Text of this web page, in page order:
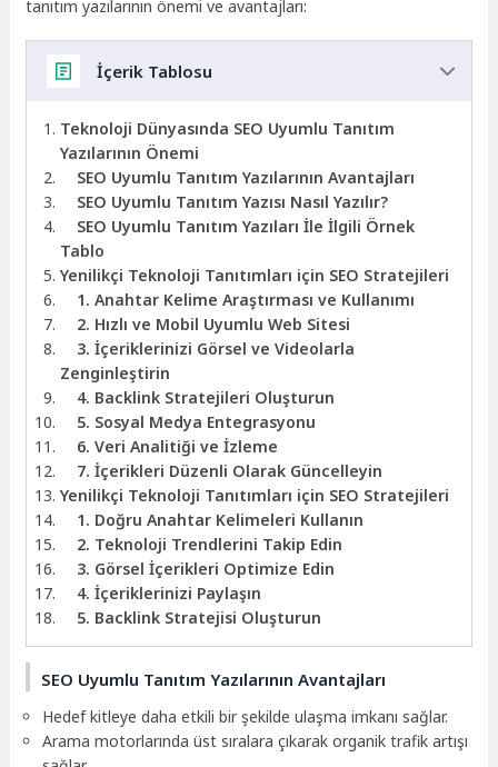
tanıtım yazılarının önemi ve avantajları:
İçerik Tablosu
Teknoloji Dünyasında SEO Uyumlu Tanıtım
Yazılarının Önemi
SEO Uyumlu Tanıtım Yazılarının Avantajları
SEO Uyumlu Tanıtım Yazısı Nasıl Yazılır?
SEO Uyumlu Tanıtım Yazıları İle İlgili Örnek
Tablo
Yenilikçi Teknoloji Tanıtımları için SEO Stratejileri
1. Anahtar Kelime Araştırması ve Kullanımı
2. Hızlı ve Mobil Uyumlu Web Sitesi
3. İçeriklerinizi Görsel ve Videolarla
Zenginleştirin
4. Backlink Stratejileri Oluşturun
5. Sosyal Medya Entegrasyonu
6. Veri Analitiği ve İzleme
7. İçerikleri Düzenli Olarak Güncelleyin
Yenilikçi Teknoloji Tanıtımları için SEO Stratejileri
1. Doğru Anahtar Kelimeleri Kullanın
2. Teknoloji Trendlerini Takip Edin
3. Görsel İçerikleri Optimize Edin
4. İçeriklerinizi Paylaşın
5. Backlink Stratejisi Oluşturun
SEO Uyumlu Tanıtım Yazılarının Avantajları
Hedef kitleye daha etkili bir şekilde ulaşma imkanı sağlar.
Arama motorlarında üst sıralara çıkarak organik trafik artışı